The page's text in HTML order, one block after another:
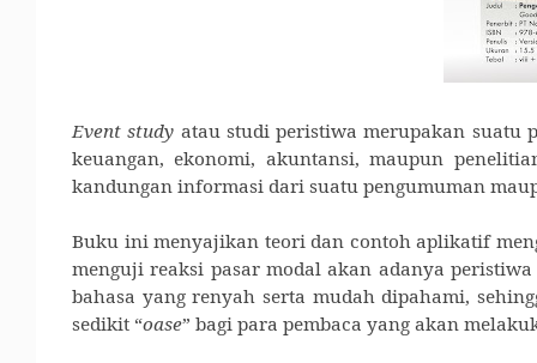
Event study atau studi peristiwa merupakan suatu
keuangan, ekonomi, akuntansi, maupun
kandungan informasi dari suatu pengumuman
Buku ini menyajikan teori dan contoh aplikatif
menguji reaksi pasar modal akan adanya
bahasa yang renyah serta mudah dipahami,
sedikit “oase” bagi para pembaca yang akan